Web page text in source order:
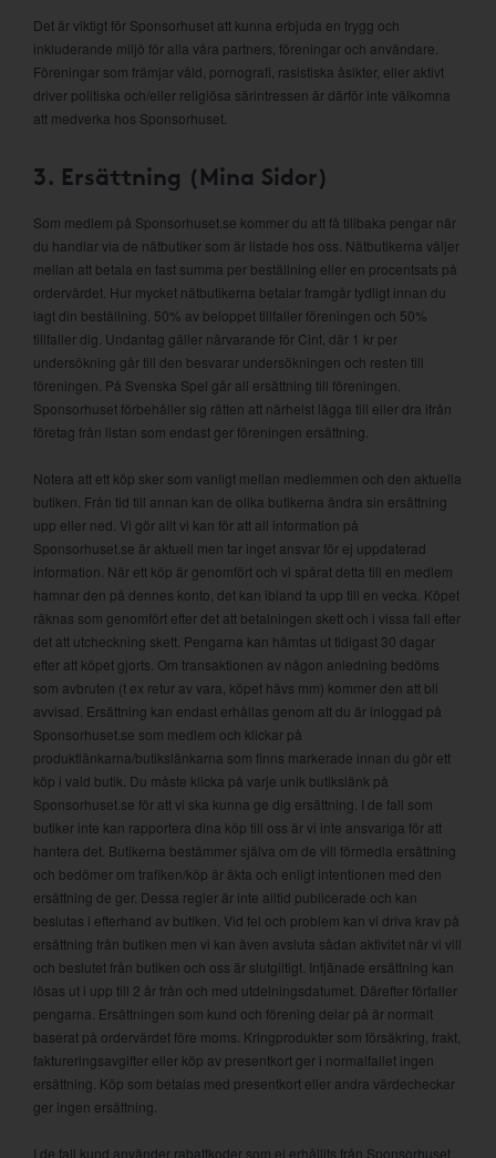
Det är viktigt för Sponsorhuset att kunna erbjuda en trygg och
inkluderande miljö för alla våra partners, föreningar och användare.
Föreningar som främjar våld, pornografi, rasistiska åsikter, eller aktivt
driver politiska och/eller religiösa särintressen är därför inte välkomna
att medverka hos Sponsorhuset.
3. Ersättning (Mina Sidor)
Som medlem på Sponsorhuset.se kommer du att få tillbaka pengar när
du handlar via de nätbutiker som är listade hos oss. Nätbutikerna väljer
mellan att betala en fast summa per beställning eller en procentsats på
ordervärdet. Hur mycket nätbutikerna betalar framgår tydligt innan du
lagt din beställning. 50% av beloppet tillfaller föreningen och 50%
tillfaller dig. Undantag gäller närvarande för Cint, där 1 kr per
undersökning går till den besvarar undersökningen och resten till
föreningen. På Svenska Spel går all ersättning till föreningen.
Sponsorhuset förbehåller sig rätten att närhelst lägga till eller dra ifrån
företag från listan som endast ger föreningen ersättning.
Notera att ett köp sker som vanligt mellan medlemmen och den aktuella
butiken. Från tid till annan kan de olika butikerna ändra sin ersättning
upp eller ned. Vi gör allt vi kan för att all information på
Sponsorhuset.se är aktuell men tar inget ansvar för ej uppdaterad
information. När ett köp är genomfört och vi spårat detta till en medlem
hamnar den på dennes konto, det kan ibland ta upp till en vecka. Köpet
räknas som genomfört efter det att betalningen skett och i vissa fall efter
det att utcheckning skett. Pengarna kan hämtas ut tidigast 30 dagar
efter att köpet gjorts. Om transaktionen av någon anledning bedöms
som avbruten (t ex retur av vara, köpet hävs mm) kommer den att bli
avvisad. Ersättning kan endast erhållas genom att du är inloggad på
Sponsorhuset.se som medlem och klickar på
produktlänkarna/butikslänkarna som finns markerade innan du gör ett
köp i vald butik. Du måste klicka på varje unik butikslänk på
Sponsorhuset.se för att vi ska kunna ge dig ersättning. I de fall som
butiker inte kan rapportera dina köp till oss är vi inte ansvariga för att
hantera det. Butikerna bestämmer själva om de vill förmedla ersättning
och bedömer om trafiken/köp är äkta och enligt intentionen med den
ersättning de ger. Dessa regler är inte alltid publicerade och kan
beslutas i efterhand av butiken. Vid fel och problem kan vi driva krav på
ersättning från butiken men vi kan även avsluta sådan aktivitet när vi vill
och beslutet från butiken och oss är slutgiltigt. Intjänade ersättning kan
lösas ut i upp till 2 år från och med utdelningsdatumet. Därefter förfaller
pengarna. Ersättningen som kund och förening delar på är normalt
baserat på ordervärdet före moms. Kringprodukter som försäkring, frakt,
faktureringsavgifter eller köp av presentkort ger i normalfallet ingen
ersättning. Köp som betalas med presentkort eller andra värdecheckar
ger ingen ersättning.
I de fall kund använder rabattkoder som ej erhållits från Sponsorhuset